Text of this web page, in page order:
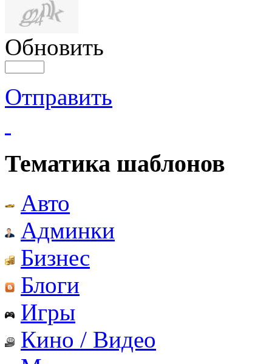
Обновить
Отправить
Тематика шаблонов
Авто
Админки
Бизнес
Блоги
Игры
Кино / Видео